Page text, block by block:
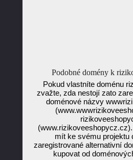
Podobné domény k
Pokud vlastníte doménu
zvažte, zda nestojí zato
doménové názvy
mít ke svému projektu
zaregistrované alternativní
kupovat od